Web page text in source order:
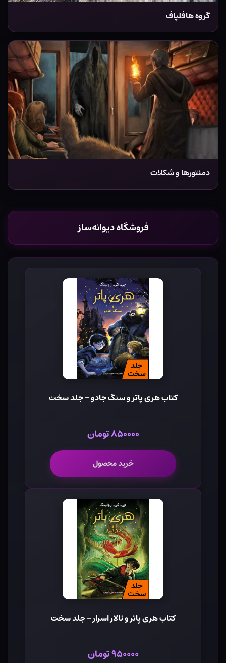
گروه هافلپاف
دمنتورها و شکلات
فروشگاه دیوانه‌ساز
کتاب هری پاتر و سنگ جادو - جلد سخت
۸۵۰۰۰۰ تومان
خرید محصول
کتاب هری پاتر و تالار اسرار - جلد سخت
۹۵۰۰۰۰ تومان